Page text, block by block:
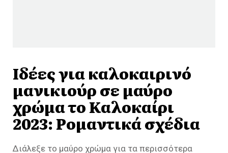
Ιδέες για καλοκαιρινό
μανικιούρ σε μαύρο
χρώμα το Καλοκαίρι
2023: Ρομαντικά σχέδια
Διάλεξε το μαύρο χρώμα για τα περισσότερα